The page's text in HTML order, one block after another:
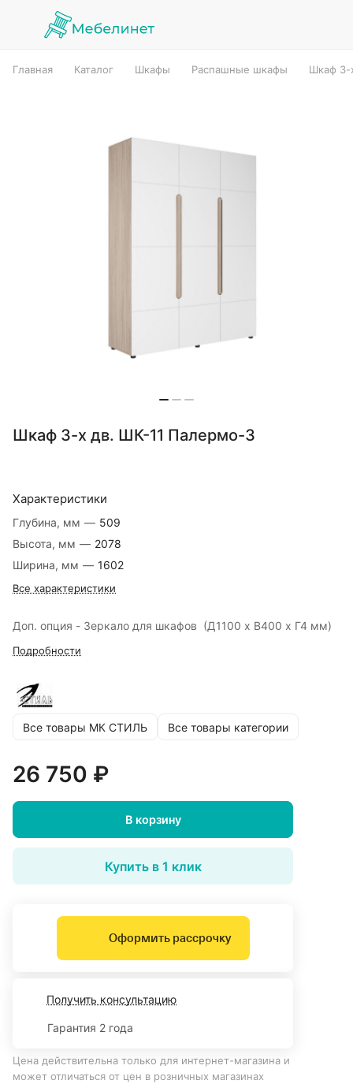
Главная Каталог Шкафы Распашные шкафы Шкаф 3-
Шкаф 3-х дв. ШК-11 Палермо-3
Характеристики
Глубина, мм — 509
Высота, мм — 2078
Ширина, мм — 1602
Все характеристики
Доп. опция - Зеркало для шкафов (Д1100 х В400 х Г4 мм)
Подробности
Все товары МК СТИЛЬ Все товары категории
26 750 ₽
В корзину
Купить в 1 клик
Оформить рассрочку
Получить консультацию
Гарантия 2 года
Цена действительна только для интернет-магазина и
может отличаться от цен в розничных магазинах